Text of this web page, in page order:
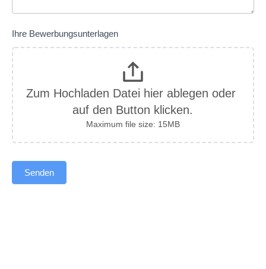
Ihre Bewerbungsunterlagen
Zum Hochladen Datei hier ablegen oder
auf den Button klicken.
Maximum file size: 15MB
Senden